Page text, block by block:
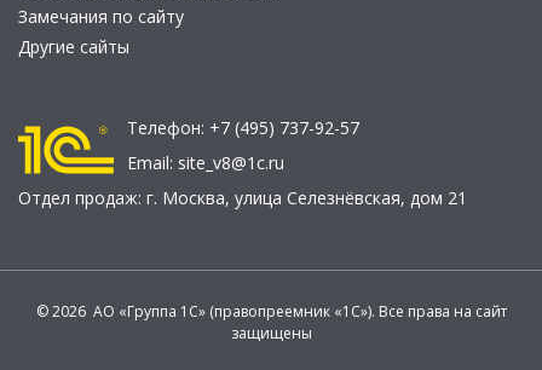
Замечания по сайту
Другие сайты
Телефон: +7 (495) 737-92-57
Email: site_v8@1c.ru
Отдел продаж: г. Москва, улица Селезнёвская, дом 21
© 2026 АО «Группа 1С» (правопреемник «1С»). Все права на сайт
защищены